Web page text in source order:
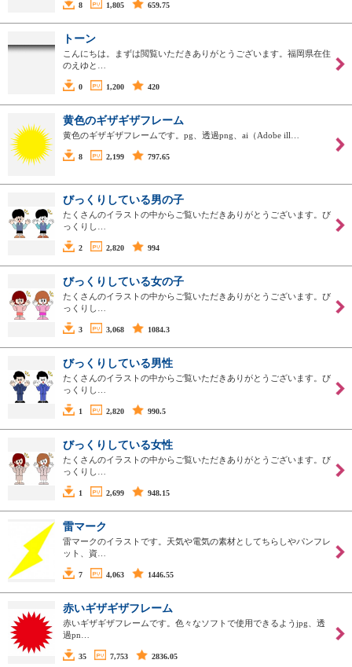
8 1,805 659.75
トーン
こんにちは。まずは閲覧いただきありがとうございます。福岡県在住
のえゆと…
0 1,200 420
黄色のギザギザフレーム
黄色のギザギザフレームです。pg、透過png、ai（Adobe ill…
8 2,199 797.65
びっくりしている男の子
たくさんのイラストの中からご覧いただきありがとうございます。び
っくりし…
2 2,820 994
びっくりしている女の子
たくさんのイラストの中からご覧いただきありがとうございます。び
っくりし…
3 3,068 1084.3
びっくりしている男性
たくさんのイラストの中からご覧いただきありがとうございます。び
っくりし…
1 2,820 990.5
びっくりしている女性
たくさんのイラストの中からご覧いただきありがとうございます。び
っくりし…
1 2,699 948.15
雷マーク
雷マークのイラストです。天気や電気の素材としてちらしやパンフレ
ット、資…
7 4,063 1446.55
赤いギザギザフレーム
赤いギザギザフレームです。色々なソフトで使用できるようjpg、透
過pn…
35 7,753 2836.05